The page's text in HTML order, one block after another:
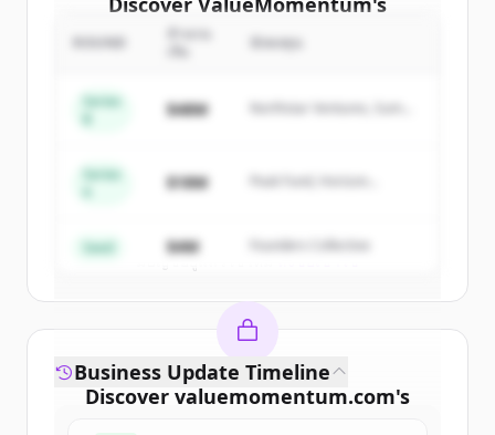
competitors
ofValueMomentum.
New accounts include trial credits to
มีบัญชีอยู่แล้วใช่ไหม
นักลงทุน
Series
$48M
Northstar Ventures, Summit
Series
$18M
Peak Fund, Horizon
Seed $4M Founders Collective
Discover valuemomentum.com's
Business Update Timeline